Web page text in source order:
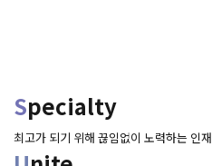
Specialty
최고가 되기 위해 끊임없이 노력하는 인재